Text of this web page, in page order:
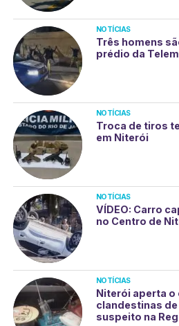
NOTÍCIAS
Três homens
prédio da
NOTÍCIAS
Troca de tiros
em Niterói
NOTÍCIAS
VÍDEO: Carro
no Centro de
NOTÍCIAS
Niterói aperta
clandestinas
suspeito na